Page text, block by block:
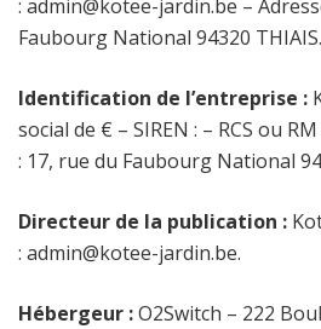
: admin@kotee-jardin.be –
Faubourg National 94320 THIAIS.
Identification de l’entreprise :
social de € – SIREN : – RCS ou
: 17, rue du Faubourg National
Directeur de la publication :
: admin@kotee-jardin.be.
Hébergeur :O2Switch – 222